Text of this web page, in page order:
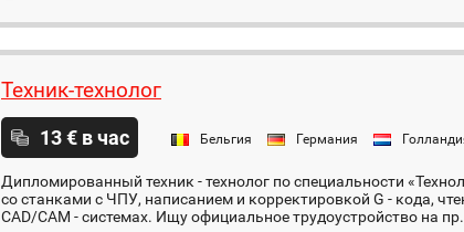
Техник-технолог
13 € в час Бельгия Германия
Дипломированный техник - технолог по специальности
со станками с ЧПУ, написанием и корректировкой G - кода,
CAD/CAM - системах. Ищу официальное трудоустройство на